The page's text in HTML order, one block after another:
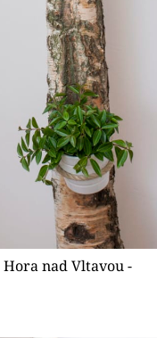
Hora nad Vltavou -